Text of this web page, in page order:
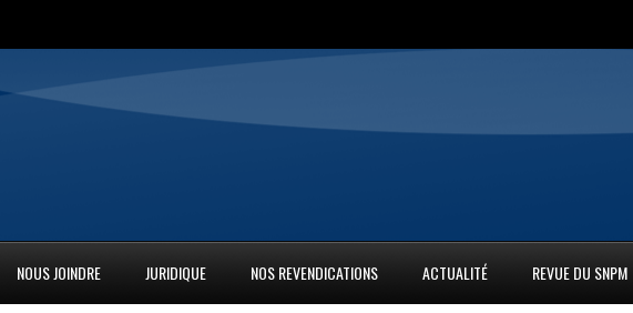
NOUS JOINDRE JURIDIQUE NOS REVENDICATIONS ACTUALITÉ REVUE DU SNPM